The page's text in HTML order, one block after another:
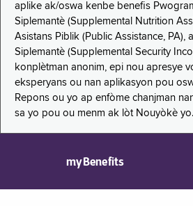
aplike ak/oswa kenbe benefis
Siplemantè (Supplemental Nutrition
Asistans Piblik (Public Assistance, PA),
Siplemantè (Supplemental Security
konplètman anonim, epi nou apresye
eksperyans ou nan aplikasyon pou
Repons ou yo ap enfòme chanjman
sa yo pou ou menm ak lòt Nouyòkè yo.
myBenefits